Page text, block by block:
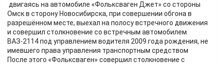
двигаясь на автомобиле «Фольксваген Джет» со стороны
Омск в сторону Новосибирска, при совершении обгона в
разрешённом месте, выехал на полосу встречного движения
и совершил столкновение со встречным автомобилем
ВАЗ-2114 под управлением водителя 2009 года рождения, не
имевшего права управления транспортным средством
После этого «Фольксваген» совершил столкновение с